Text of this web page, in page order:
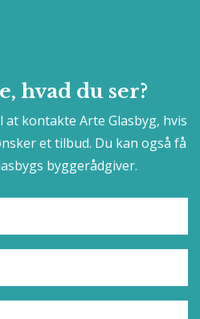
hvad du ser?
kontakte Arte Glasbyg, hvis
et tilbud. Du kan også få
byggerådgiver.